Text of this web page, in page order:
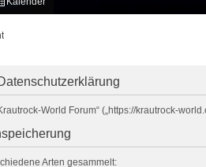
World Forum“ („https://krautrock-
Arten gesammelt: